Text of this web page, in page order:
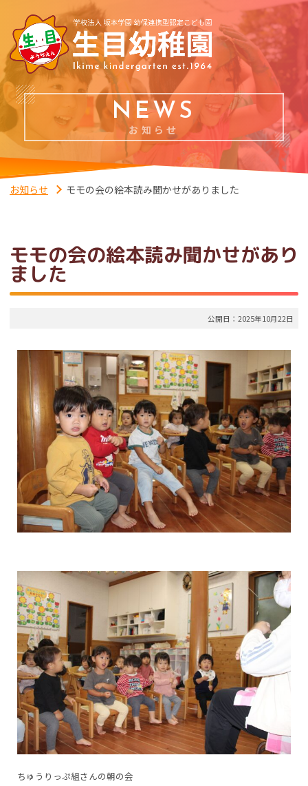
NEWS
お知らせ
お知らせ モモの会の絵本読み聞かせがありました
モモの会の絵本読み聞かせがあり
ました
公開日：2025年10月22日
ちゅうりっぷ組さんの朝の会